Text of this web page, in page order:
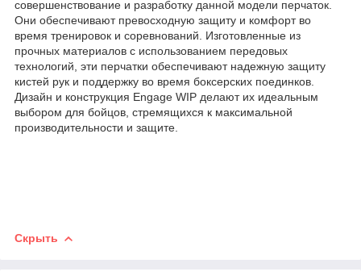
совершенствование и разработку данной модели перчаток.
Они обеспечивают превосходную защиту и комфорт во
время тренировок и соревнований. Изготовленные из
прочных материалов с использованием передовых
технологий, эти перчатки обеспечивают надежную защиту
кистей рук и поддержку во время боксерских поединков.
Дизайн и конструкция Engage WIP делают их идеальным
выбором для бойцов, стремящихся к максимальной
производительности и защите.
Скрыть